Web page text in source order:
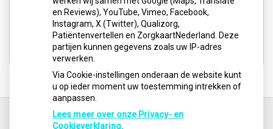
0900-8602
Website:Tandarts Spoedpraktijk
en Reviews), YouTube, Vimeo, Facebook,
Instagram, X (Twitter), Qualizorg,
Patiëntenvertellen en ZorgkaartNederland. Deze
partijen kunnen gegevens zoals uw IP-adres
verwerken.
Via Cookie-instellingen onderaan de website kunt
u op ieder moment uw toestemming intrekken of
aanpassen.
Lees meer over onze Privacy- en
Cookieverklaring.